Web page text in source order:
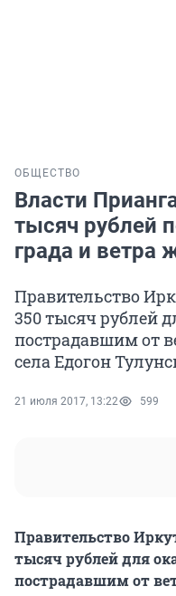
ОБЩЕСТВО
Власти
тысяч рублей
града и ветра
Правительство
350 тысяч рублей
пострадавшим от
села Едогон
21 июля 2017, 13:22 599
Правительство
тысяч рублей для
пострадавшим от